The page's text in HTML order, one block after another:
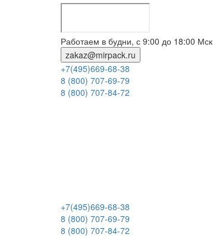
Работаем в будни, с 9:00 до 18:00 Мск
zakaz@mirpack.ru
+7(495)669-68-38
8 (800) 707-69-79
8 (800) 707-84-72
+7(495)669-68-38
8 (800) 707-69-79
8 (800) 707-84-72